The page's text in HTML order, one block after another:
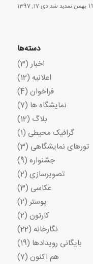
دی 17, 1397
دسته‌ها
اخبار (3)
اعلانیه (12)
فراخوان (4)
نمایشگاه ها (7)
بلاگ (12)
گرافیک محیطی (1)
تورهای نمایشگاهی (3)
جشنواره (9)
تصویرسازی (2)
عکاسی (3)
پوستر (2)
کارتون (2)
نگارخانه (22)
بایگانی رویدادها (19)
هم اکنون (7)